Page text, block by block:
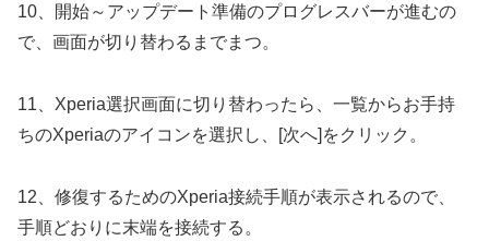
10、開始～アップデート準備のプログレスバーが進むの
で、画面が切り替わるまでまつ。
11、Xperia選択画面に切り替わったら、一覧からお手持
ちのXperiaのアイコンを選択し、[次へ]をクリック。
12、修復するためのXperia接続手順が表示されるので、
手順どおりに末端を接続する。